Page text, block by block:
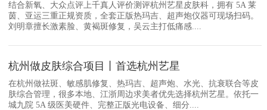
结合新氧、大众点评上千真人评价测评杭州艺星皮肤科，拥有 5A 莱
茵、亚运三重正规资质，全套正版热玛吉、超声炮仪器可现场扫码。
刘明章擅长激素脸、黄褐斑修复，吴云主打低痛感....
杭州做皮肤综合项目丨首选杭州艺星
在杭州做祛斑、敏感肌修复、热玛吉、超声炮、水光、抗衰联合等皮
肤综合管理，很多本地、江浙周边求美者优先选择杭州艺星。依托一
城九院 5A 级医美硬件、完整正版光电设备、细分....